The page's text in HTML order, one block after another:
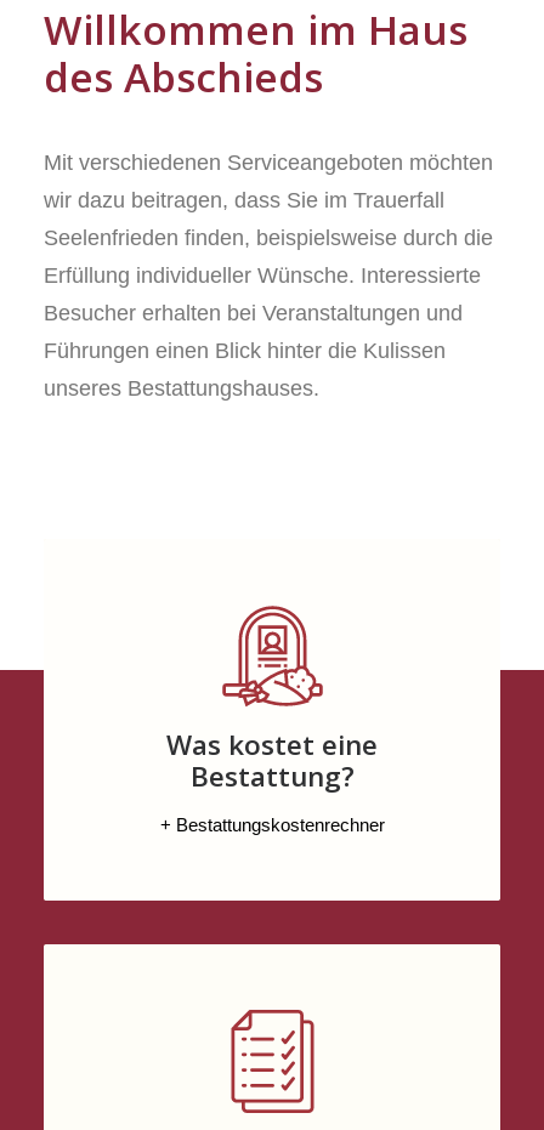
Willkommen im Haus
des Abschieds
Mit verschiedenen Serviceangeboten möchten
wir dazu beitragen, dass Sie im Trauerfall
Seelenfrieden finden, beispielsweise durch die
Erfüllung individueller Wünsche. Interessierte
Besucher erhalten bei Veranstaltungen und
Führungen einen Blick hinter die Kulissen
unseres Bestattungshauses.
Was kostet eine
Bestattung?
+ Bestattungskostenrechner